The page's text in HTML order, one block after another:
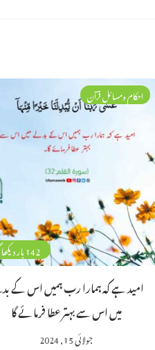
142 بار دیکھا گیا
احکام ومسائل قرآن
امید ہے کہ ہمارا رب ہمیں اس کے
میں اس سے بہتر عطا فرمائے گا
جولائی 15, 2024